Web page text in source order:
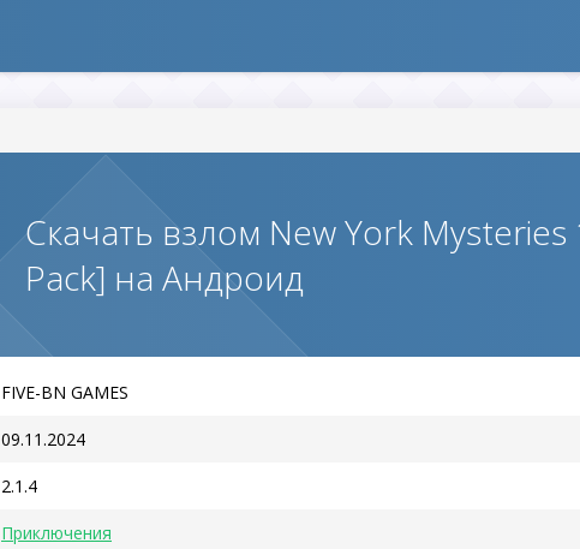
Скачать взлом New York
Pack] на Андроид
FIVE-BN GAMES
09.11.2024
2.1.4
Приключения